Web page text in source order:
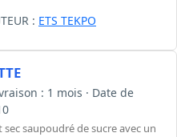
: ETS TEKPO
: 1 mois · Date de
saupoudré de sucre avec un